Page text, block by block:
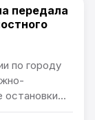
передала
по городу
остановки...